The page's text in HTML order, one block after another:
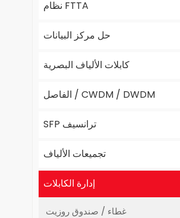
نظام FTTA
حل مركز البيانات
كابلات الألياف البصرية
الفاصل / CWDM / DWDM
SFP ترانسيف
تجميعات الألياف
إدارة الكابلات
غطاء / صندوق روزيت